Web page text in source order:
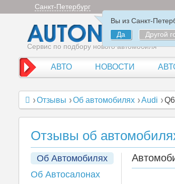
Санкт-Петербург
Вы из Санкт-
Да
Другой
Сервис по подбору нового автомобиля
АВТО НОВОСТИ
Отзывы Об автомобилях Audi Q6
Отзывы об
Об Автомобилях
Об Автосалонах